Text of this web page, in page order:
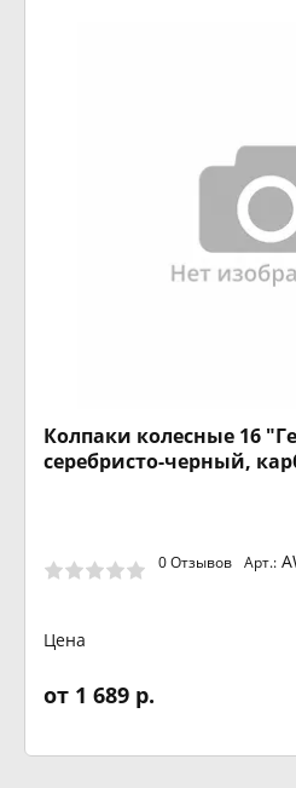
Колпаки колесные 16
серебристо-черный,
0 Отзывов Арт.:
Цена
от 1 689 р.